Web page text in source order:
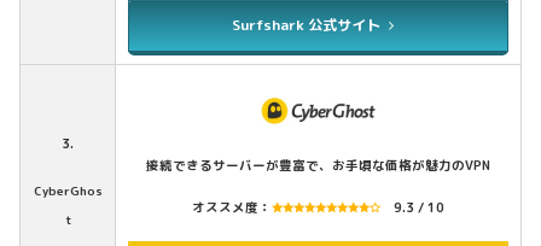
Surfshark 公式サイト
3.
CyberGhos
t
接続できるサーバーが豊富で、お手頃な価格が魅力のVPN
オススメ度： 9.3 / 10